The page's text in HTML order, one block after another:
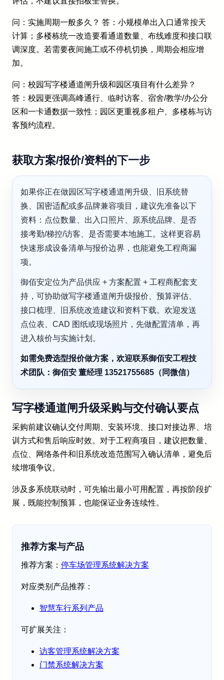
问：实施周期一般多久？ 答：小规模单出入口通常按天
计算；多楼栋统一改造要看通道数量、布线难度和接口联
调深度。若需要夜间施工或不停机切换，周期会相应增
加。
问：校园写字楼通道闸升级和园区项目有什么差异？
答：校园更强调高峰通行、临时访客、宿舍/教学/办公分
区和一卡通数据一致性；园区更重视多租户、多楼栋与访
客预约流程。
获取方案/报价/资料的下一步
如果你正在做园区写字楼通道闸升级、旧系统替
换、国密适配或多品牌兼容项目，建议先准备以下
资料：点位数量、出入口照片、原系统品牌、是否
接考勤/梯控/访客、是否需要本地施工。这样更容易
快速形成设备清单与报价边界，也能避免工程商漏
项。
御佰安定位为产品供应 + 方案配置 + 工程商配套支
持，可协助做写字楼通道闸升级报价、预算评估、
接口梳理、旧系统改造建议和资料下载。欢迎发送
点位表、CAD 图纸或现场照片，先做配置清单，再
进入核价与实施计划。
如需免费选型报价做方案，欢迎联系御佰安工程技
术团队：御佰安 董经理 13521755685（同微信）
写字楼通道闸升级采购与交付确认要点
采购前建议确认交付周期、安装环境、接口对接边界、培
训方式和售后响应时效。对于工程商项目，建议把数量、
点位、网络条件和旧系统改造范围写入确认清单，避免后
续增项争议。
涉及多系统联动时，可先输出最小可用配置，再按阶段扩
展，既能控制预算，也能保证业务连续性。
推荐方案与产品
推荐方案： 停车场管理系统解决方案
对应类别产品推荐：
智慧车行系列产品
可扩展关注：
访客管理系统解决方案
门禁系统解决方案